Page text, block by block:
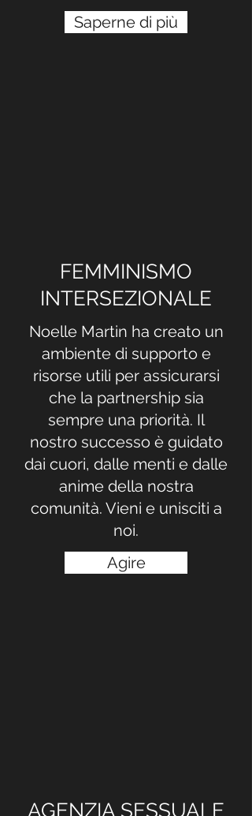
Saperne di più
FEMMINISMO
INTERSEZIONALE
Noelle Martin ha creato un
ambiente di supporto e
risorse utili per assicurarsi
che la partnership sia
sempre una priorità. Il
nostro successo è guidato
dai cuori, dalle menti e dalle
anime della nostra
comunità. Vieni e unisciti a
noi.
Agire
AGENZIA SESSUALE